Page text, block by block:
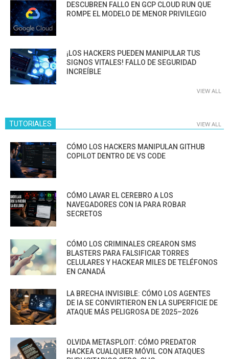
DESCUBREN FALLO EN GCP CLOUD RUN QUE
ROMPE EL MODELO DE MENOR PRIVILEGIO
¡LOS HACKERS PUEDEN MANIPULAR TUS
SIGNOS VITALES! FALLO DE SEGURIDAD
INCREÍBLE
VIEW ALL
TUTORIALES VIEW ALL
CÓMO LOS HACKERS MANIPULAN GITHUB
COPILOT DENTRO DE VS CODE
CÓMO LAVAR EL CEREBRO A LOS
NAVEGADORES CON IA PARA ROBAR
SECRETOS
CÓMO LOS CRIMINALES CREARON SMS
BLASTERS PARA FALSIFICAR TORRES
CELULARES Y HACKEAR MILES DE TELÉFONOS
EN CANADÁ
LA BRECHA INVISIBLE: CÓMO LOS AGENTES
DE IA SE CONVIRTIERON EN LA SUPERFICIE DE
ATAQUE MÁS PELIGROSA DE 2025–2026
OLVIDA METASPLOIT: CÓMO PREDATOR
HACKEA CUALQUIER MÓVIL CON ATAQUES